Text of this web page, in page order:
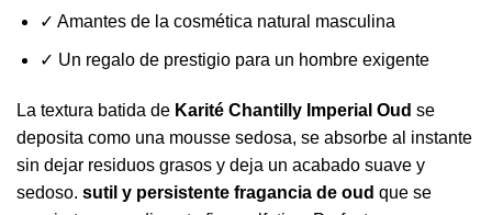
✓ Amantes de la cosmética natural masculina
✓ Un regalo de prestigio para un hombre exigente
La textura batida de Karité Chantilly Imperial Oud se
deposita como una mousse sedosa, se absorbe al instante
sin dejar residuos grasos y deja un acabado suave y
sedoso. sutil y persistente fragancia de oud que se